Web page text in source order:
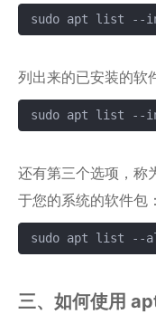
sudo apt list --
列出来的已安装的软
sudo apt list --
还有第三个选项，称
于您的系统的软件包：
sudo apt list --
三、如何使用